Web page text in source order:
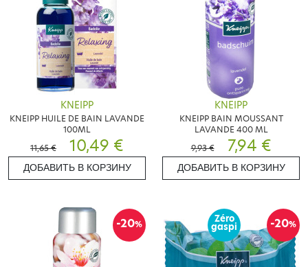
KNEIPP
KNEIPP HUILE DE BAIN LAVANDE
100ML
11,65 €
10,49 €
ДОБАВИТЬ В КОРЗИНУ
KNEIPP
KNEIPP BAIN MOUSSANT
LAVANDE 400 ML
9,93 €
7,94 €
ДОБАВИТЬ В КОРЗИНУ
-20% -20%
Zéro
gaspi